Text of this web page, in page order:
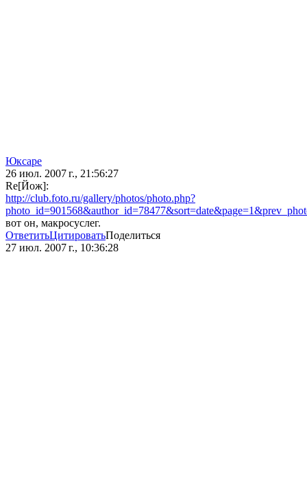
Юксаре
26 июл. 2007 г., 21:56:27
Re[Йож]:
http://club.foto.ru/gallery/photos/photo.php?
вот он, макросуслег.
ОтветитьЦитироватьПоделиться
27 июл. 2007 г., 10:36:28